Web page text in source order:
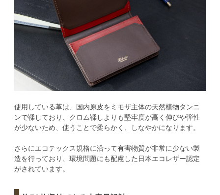
使用している革は、国内原皮をミモザ主体の天然植物タンニ
ンで鞣しており、クロム鞣しよりも堅牢度が高く伸びや弾性
が少ないため、使うことで柔らかく、しなやかになります。
さらにエコテックス規格に沿って有害物質が非常に少ない製
造を行っており、環境問題にも配慮した日本エコレザー認定
がされています。